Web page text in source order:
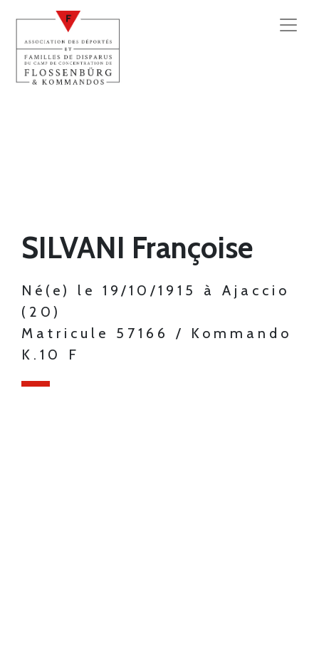
SILVANI Françoise
Né(e) le 19/10/1915 à Ajaccio
(20)
Matricule 57166 / Kommando
K.10 F